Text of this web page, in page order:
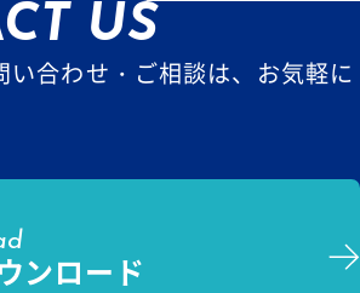
US
い合わせ・ご相談は、お気軽に
ンロード